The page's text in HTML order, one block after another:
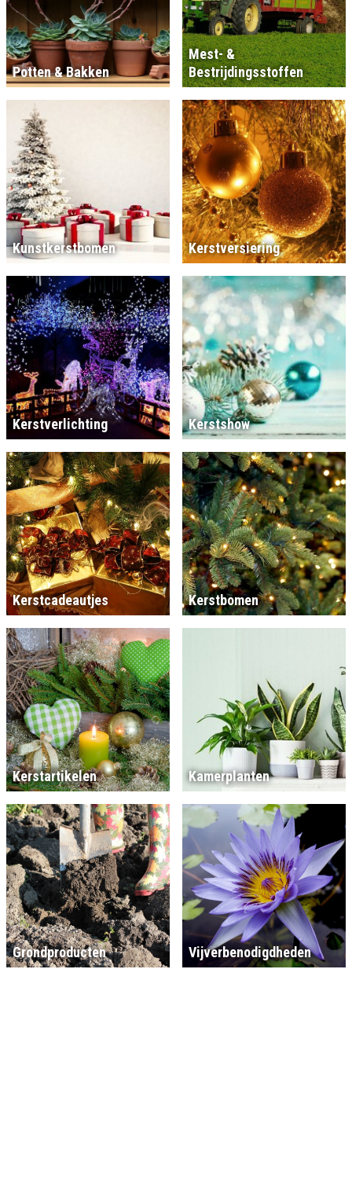
Potten & Bakken
Mest- &
Bestrijdingsstoffen
Kunstkerstbomen Kerstversiering
Kerstverlichting Kerstshow
Kerstcadeautjes Kerstbomen
Kerstartikelen Kamerplanten
Grondproducten Vijverbenodigdheden